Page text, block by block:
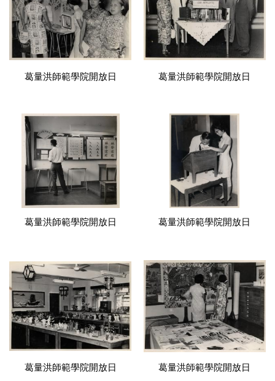
葛量洪師範學院開放日 葛量洪師範學院開放日
葛量洪師範學院開放日 葛量洪師範學院開放日
葛量洪師範學院開放日 葛量洪師範學院開放日